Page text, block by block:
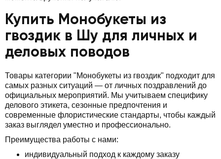
Купить Монобукеты из
гвоздик в Шу для личных и
деловых поводов
Товары категории "Монобукеты из гвоздик" подходит для
самых разных ситуаций — от личных поздравлений до
официальных мероприятий. Мы учитываем специфику
делового этикета, сезонные предпочтения и
современные флористические стандарты, чтобы каждый
заказ выглядел уместно и профессионально.
Преимущества работы с нами:
индивидуальный подход к каждому заказу